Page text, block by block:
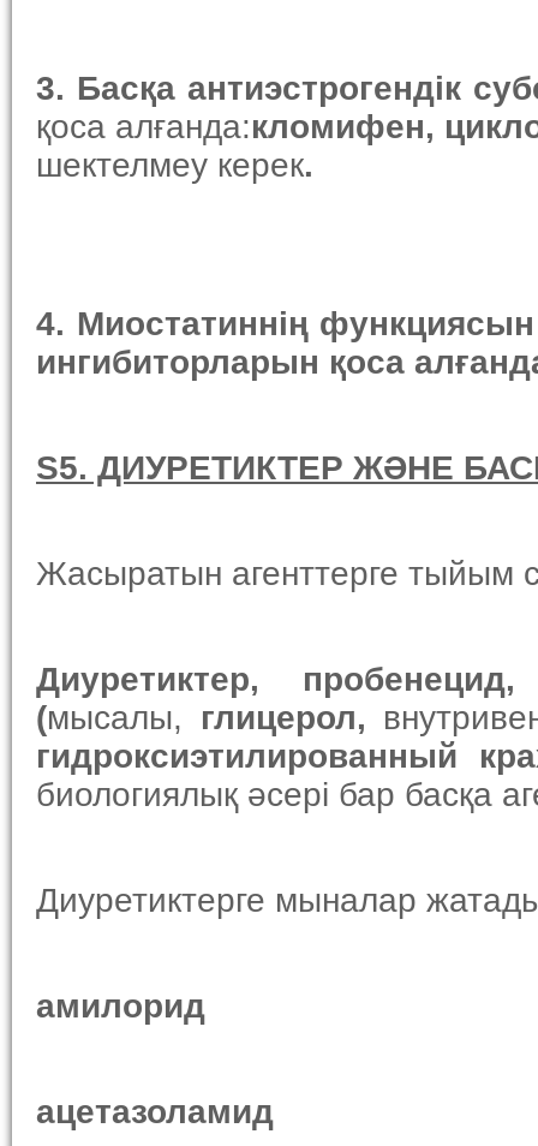
3. Басқа антиэстрогендік
қоса алғанда:кломифен,
шектелмеу керек.
4. Миостатиннің функциясын
ингибиторларын қоса
S5. ДИУРЕТИКТЕР ЖӘНЕ
Жасыратын агенттерге тыйым
Диуретиктер, пробенецид,
(мысалы, глицерол,
гидроксиэтилированный
биологиялық әсері бар басқа
Диуретиктерге мыналар
амилорид
ацетазоламид